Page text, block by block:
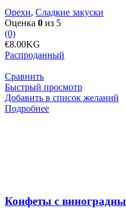
Орехи, Сладкие закуски
Оценка 0 из 5
(0)
€8.00KG
Распроданный
Сравнить
Быстрый просмотр
Добавить в список желаний
Подробнее
Конфеты с